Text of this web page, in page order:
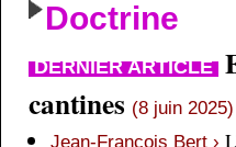
Doctrine
DERNIER ARTICLE
cantines (8 juin 2025)
Jean-François Bert ›